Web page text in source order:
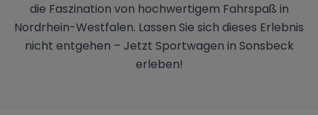
die Faszination von hochwertigem Fahrspaß in
Nordrhein-Westfalen. Lassen Sie sich dieses Erlebnis
nicht entgehen – Jetzt Sportwagen in Sonsbeck
erleben!